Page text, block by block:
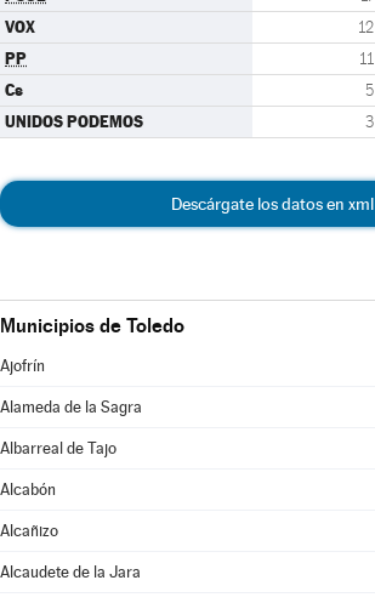
VOX 12
PP 11
Cs 5
UNIDOS PODEMOS 3
Descárgate los datos en xml
Municipios de Toledo
Ajofrín
Alameda de la Sagra
Albarreal de Tajo
Alcabón
Alcañizo
Alcaudete de la Jara